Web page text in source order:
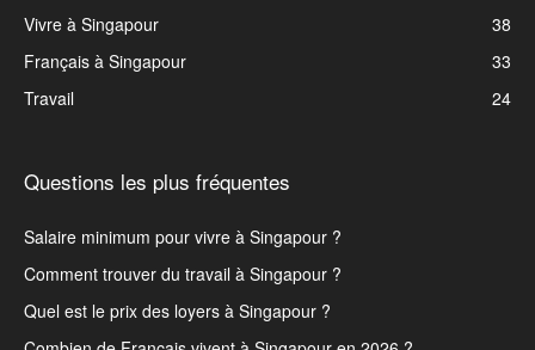
Vivre à Singapour
38
Français à Singapour
33
Travail
24
Questions les plus fréquentes
Salaire minimum pour vivre à Singapour ?
Comment trouver du travail à Singapour ?
Quel est le prix des loyers à Singapour ?